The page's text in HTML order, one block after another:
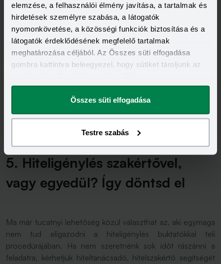
elemzése, a felhasználói élmény javítása, a tartalmak és
hirdetések személyre szabása, a látogatók
nyomonkövetése, a közösségi funkciók biztosítása és a
látogatók érdeklődésének megfelelő tartalmak
meghatározása céljából. Az Összes süti elfogadása
gombra kattintva beleegyezel, hogy sütiket tároljunk az
megváltoztathatod.
Összes süti elfogadása
Testre szabás
A biztosítás díja változó lehet pénzintézetenként és
hiteltermékenként, a törlesztőrészlethez képest akár 1
százalék alatti, vagy 5 százalék feletti is lehet, így ennyivel
drágul a törlesztőrészletünk, amennyiben élünk ezzel a
keresztül tudunk kötni.Ez egy csoportos biztosítás,
amelyben más banki ügyfelek is szerepelnek, így a
költségeket alacsonyan tudják tartani az egyéni
5. Hiteligénylés szakértővel,
vagy egyedül? Így döntsd el
Ma már tucatnyi lehetőség közül választhat az, aki egymaga
nem tud eligazodni a hiteligénylés buktatókkal teli
procedúrájában. Ha nem szeretnénk sok időt rászánni a
feladatra, kérhetjük hiteltanácsadó, hitelszakértő segítségét